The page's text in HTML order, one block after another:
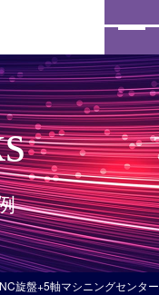
s
NC旋盤+5軸マシニングセンタ